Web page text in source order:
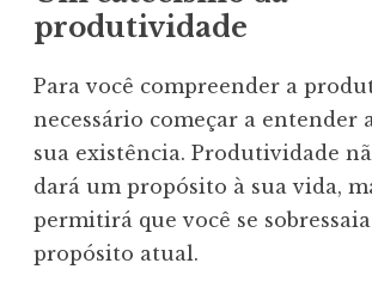
produtividade
Para você compreender a
necessário começar a entender
sua existência. Produtividade
dará um propósito à sua vida,
permitirá que você se
propósito atual.